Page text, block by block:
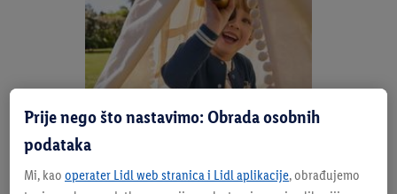
Prije nego što nastavimo: Obrada osobnih
podataka
Mi, kao operater Lidl web stranica i Lidl aplikacije, obrađujemo